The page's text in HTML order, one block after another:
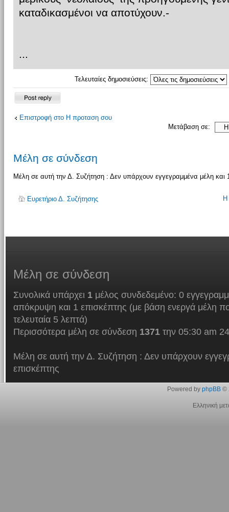
καταδικασμένοι να αποτύχουν.-
...
Τελευταίες δημοσιεύσεις:
Δημιουργία
απάντησης
Επιστροφή στο Η προταση σου
Μετάβαση σε:
Μέλη σε σύνδεση
Μέλη σε αυτή την Δ. Συζήτηση : Δεν υπάρχουν εγγεγραμμένα μέλη και
Ευρετήριο Δ. Συζήτησης Η
Μέλη σε σύνδεση
Συνολικά υπάρχει 1μέλος συνδεδεμένο: 0
απόκρυψη και 1 επισκέπτης (με βάση ενεργά μέλη
τελευταία 5 λεπτά)
Περισσότερα μέλη σε σύνδεση 1371την 05:30 am
Μέλη σε αυτή την Δ. Συζήτηση : Δεν υπάρχουν
επισκέπτης
Powered by phpBB©
Ελληνική